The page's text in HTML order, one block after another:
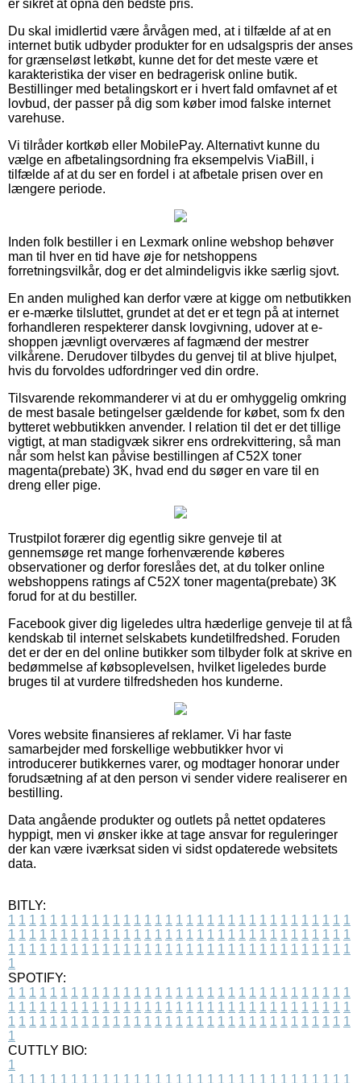
er sikret at opnå den bedste pris.
Du skal imidlertid være årvågen med, at i tilfælde af at en
internet butik udbyder produkter for en udsalgspris der anses
for grænseløst letkøbt, kunne det for det meste være et
karakteristika der viser en bedragerisk online butik.
Bestillinger med betalingskort er i hvert fald omfavnet af et
lovbud, der passer på dig som køber imod falske internet
varehuse.
Vi tilråder kortkøb eller MobilePay. Alternativt kunne du
vælge en afbetalingsordning fra eksempelvis ViaBill, i
tilfælde af at du ser en fordel i at afbetale prisen over en
længere periode.
Inden folk bestiller i en Lexmark online webshop behøver
man til hver en tid have øje for netshoppens
forretningsvilkår, dog er det almindeligvis ikke særlig sjovt.
En anden mulighed kan derfor være at kigge om netbutikken
er e-mærke tilsluttet, grundet at det er et tegn på at internet
forhandleren respekterer dansk lovgivning, udover at e-
shoppen jævnligt overværes af fagmænd der mestrer
vilkårene. Derudover tilbydes du genvej til at blive hjulpet,
hvis du forvoldes udfordringer ved din ordre.
Tilsvarende rekommanderer vi at du er omhyggelig omkring
de mest basale betingelser gældende for købet, som fx den
bytteret webbutikken anvender. I relation til det er det tillige
vigtigt, at man stadigvæk sikrer ens ordrekvittering, så man
når som helst kan påvise bestillingen af C52X toner
magenta(prebate) 3K, hvad end du søger en vare til en
dreng eller pige.
Trustpilot forærer dig egentlig sikre genveje til at
gennemsøge ret mange forhenværende køberes
observationer og derfor foreslåes det, at du tolker online
webshoppens ratings af C52X toner magenta(prebate) 3K
forud for at du bestiller.
Facebook giver dig ligeledes ultra hæderlige genveje til at få
kendskab til internet selskabets kundetilfredshed. Foruden
det er der en del online butikker som tilbyder folk at skrive en
bedømmelse af købsoplevelsen, hvilket ligeledes burde
bruges til at vurdere tilfredsheden hos kunderne.
Vores website finansieres af reklamer. Vi har faste
samarbejder med forskellige webbutikker hvor vi
introducerer butikkernes varer, og modtager honorar under
forudsætning af at den person vi sender videre realiserer en
bestilling.
Data angående produkter og outlets på nettet opdateres
hyppigt, men vi ønsker ikke at tage ansvar for reguleringer
der kan være iværksat siden vi sidst opdaterede websitets
data.
BITLY:
1 1 1 1 1 1 1 1 1 1 1 1 1 1 1 1 1 1 1 1 1 1 1 1 1 1 1 1 1 1 1 1 1
1 1 1 1 1 1 1 1 1 1 1 1 1 1 1 1 1 1 1 1 1 1 1 1 1 1 1 1 1 1 1 1 1
1 1 1 1 1 1 1 1 1 1 1 1 1 1 1 1 1 1 1 1 1 1 1 1 1 1 1 1 1 1 1 1 1
1
SPOTIFY:
1 1 1 1 1 1 1 1 1 1 1 1 1 1 1 1 1 1 1 1 1 1 1 1 1 1 1 1 1 1 1 1 1
1 1 1 1 1 1 1 1 1 1 1 1 1 1 1 1 1 1 1 1 1 1 1 1 1 1 1 1 1 1 1 1 1
1 1 1 1 1 1 1 1 1 1 1 1 1 1 1 1 1 1 1 1 1 1 1 1 1 1 1 1 1 1 1 1 1
1
CUTTLY BIO:
1
1 1 1 1 1 1 1 1 1 1 1 1 1 1 1 1 1 1 1 1 1 1 1 1 1 1 1 1 1 1 1 1 1